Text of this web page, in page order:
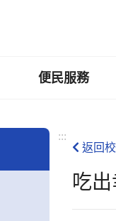
便民服務
:::
返回
吃